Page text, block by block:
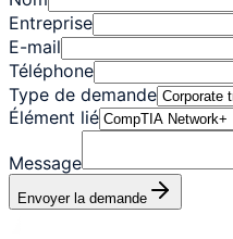
Entreprise
E-mail
Téléphone
Type de demande
Élément lié
Message
Envoyer la demande